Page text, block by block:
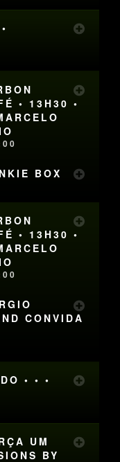
• 13H30 •
BOX
• 13H30 •
CONVIDA
• • •
UM
BY